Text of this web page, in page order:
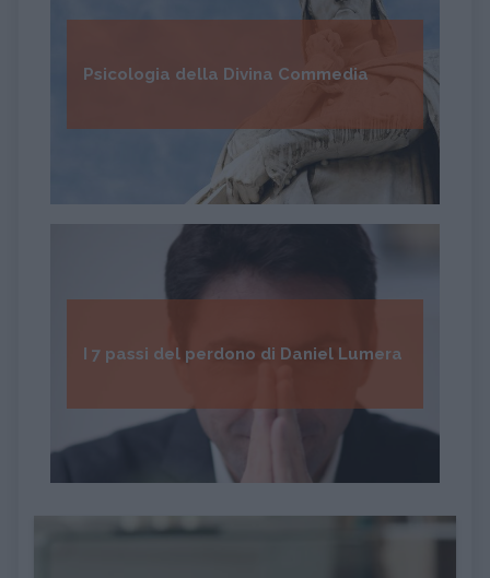
Psicologia della Divina Commedia
I 7 passi del perdono di Daniel Lumera